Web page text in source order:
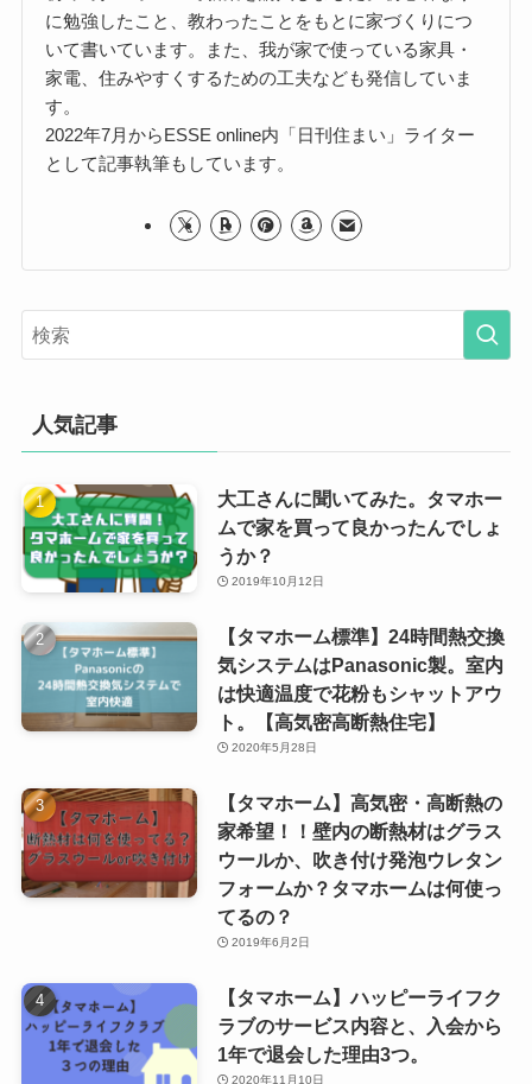
に勉強したこと、教わったことをもとに家づくりにつ
いて書いています。また、我が家で使っている家具・
家電、住みやすくするための工夫なども発信していま
す。
2022年7月からESSE online内「日刊住まい」ライター
として記事執筆もしています。
人気記事
大工さんに聞いてみた。タマホー
ムで家を買って良かったんでしょ
うか？
2019年10月12日
【タマホーム標準】24時間熱交換
気システムはPanasonic製。室内
は快適温度で花粉もシャットアウ
ト。【高気密高断熱住宅】
2020年5月28日
【タマホーム】高気密・高断熱の
家希望！！壁内の断熱材はグラス
ウールか、吹き付け発泡ウレタン
フォームか？タマホームは何使っ
てるの？
2019年6月2日
【タマホーム】ハッピーライフク
ラブのサービス内容と、入会から
1年で退会した理由3つ。
2020年11月10日